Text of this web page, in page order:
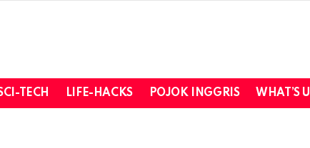
TECH LIFE-HACKS POJOK INGGRIS WHAT’S